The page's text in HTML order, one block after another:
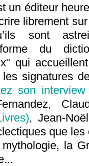
un éditeur
librement
sont
du
qui
signatures
son
, Jean-
que
la